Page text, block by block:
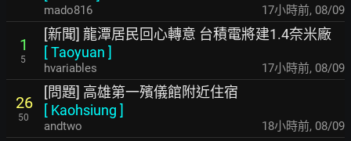
mado816 17小時前, 08/09
1
5
[新聞] 龍潭居民回心轉意 台積電將建1.4奈米廠
[Taoyuan ]
hvariables 17小時前, 08/09
26
50
[問題] 高雄第一殯儀館附近住宿
[ Kaohsiung ]
andtwo 18小時前, 08/09